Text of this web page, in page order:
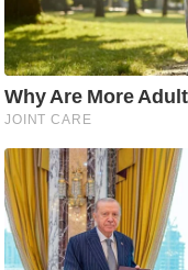
ध
र्म
स्थ
ल
त
त्यो
हा
र